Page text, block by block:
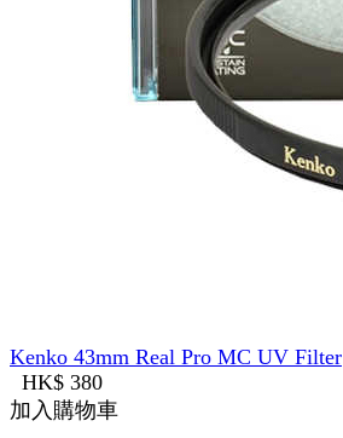
Kenko 43mm Real Pro MC UV Filter
HK$ 380
加入購物車